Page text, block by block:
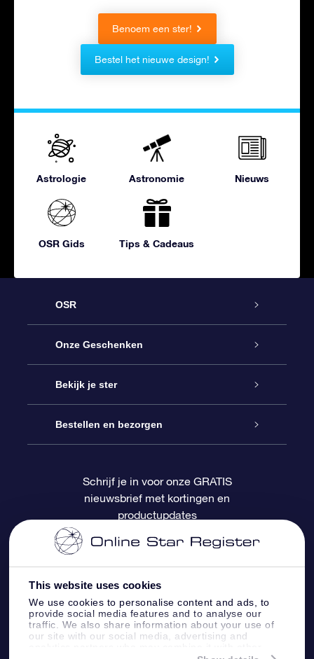
This website uses cookies
We use cookies to personalise content and ads, to
provide social media features and to analyse our
traffic. We also share information about your use of
our site with our social media, advertising and
Benoem een ster!
Bestel het nieuwe design!
Astrologie Astronomie Nieuws
OSR Gids Tips & Cadeaus
OSR
Service
Contact
Blog
OSR Recensies
Onze Geschenken
Online Star Gift
OSR Cadeaupakket
OSR Cadeaukaart
Relatiegeschenken
Bekijk je ster
Sterrenregister
Gepersonaliseerde sterrenpagina
One Million Stars
OSR Starsaver
Fly me to the Stars App
Bestellen en bezorgen
Betalingsinformatie
Verzendinformatie
Retourbeleid
Constellaties
Schrijf je in voor onze GRATIS
nieuwsbrief met kortingen en
productupdates